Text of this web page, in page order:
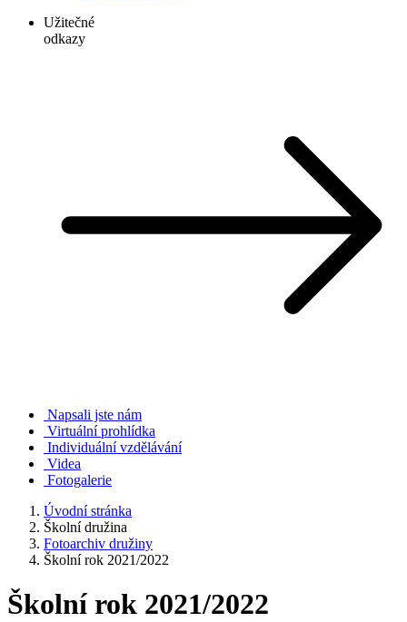
Užitečné
odkazy
Napsali jste nám
Virtuální prohlídka
Individuální vzdělávání
Videa
Fotogalerie
Úvodní stránka
Školní družina
Fotoarchiv družiny
Školní rok 2021/2022
Školní rok 2021/2022